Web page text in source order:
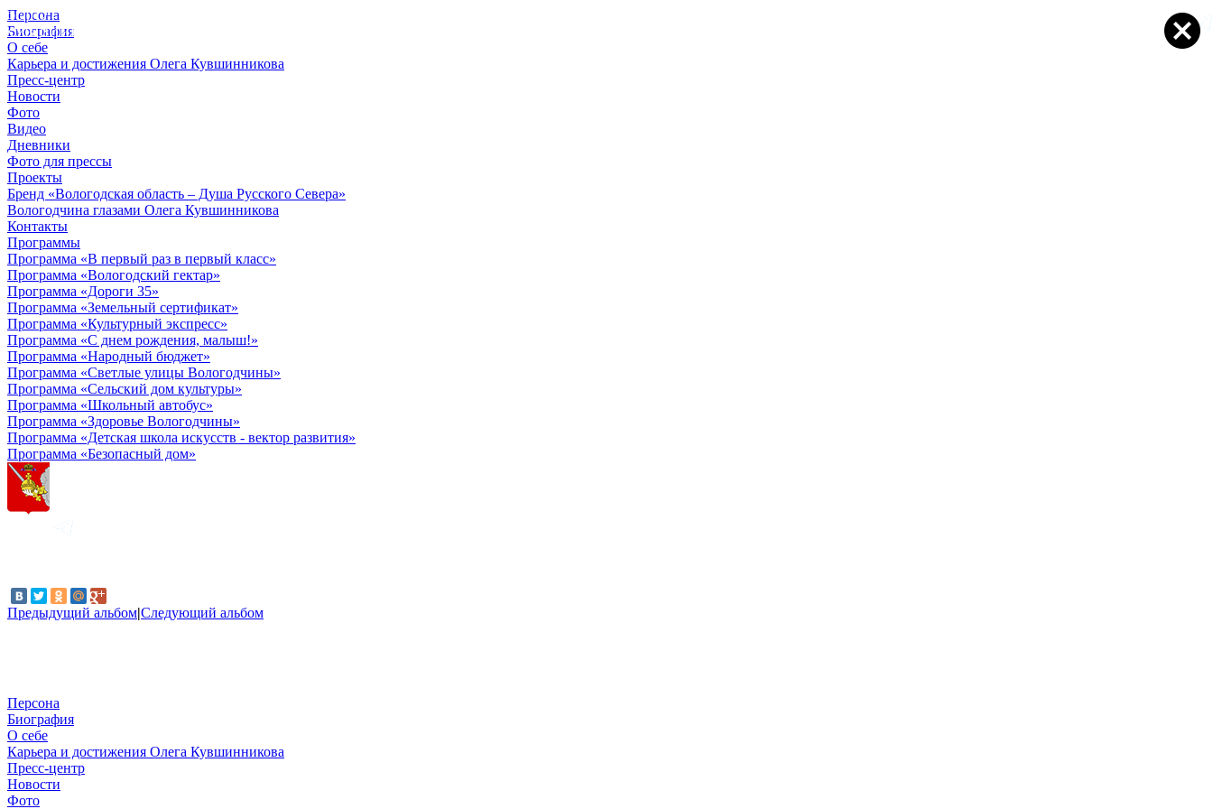
Персона
Биография
О себе
Карьера и достижения Олега Кувшинникова
Пресс-центр
Новости
Фото
Видео
Дневники
Фото для прессы
Проекты
Бренд «Вологодская область – Душа Русского Севера»
Вологодчина глазами Олега Кувшинникова
Контакты
Программы
Программа «В первый раз в первый класс»
Программа «Вологодский гектар»
Программа «Дороги 35»
Программа «Земельный сертификат»
Программа «Культурный экспресс»
Программа «С днем рождения, малыш!»
Программа «Народный бюджет»
Программа «Светлые улицы Вологодчины»
Программа «Сельский дом культуры»
Программа «Школьный автобус»
Программа «Здоровье Вологодчины»
Программа «Детская школа искусств - вектор развития»
Программа «Безопасный дом»
Предыдущий альбом|Следующий альбом
© 2012 - 2023,
КУВШИННИКОВ О.А.
Персона
Биография
О себе
Карьера и достижения Олега Кувшинникова
Пресс-центр
Новости
Фото